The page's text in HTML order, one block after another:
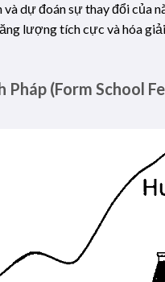
và dự đoán sự thay đổi của
lượng tích cực và hóa
Pháp (Form School